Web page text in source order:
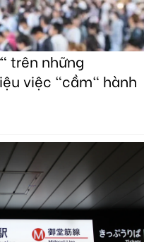
trên những
việc "cầm" hành